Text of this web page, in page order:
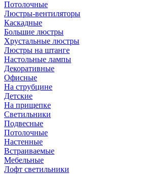
Потолочные
Люстры-вентиляторы
Каскадные
Большие люстры
Хрустальные люстры
Люстры на штанге
Настольные лампы
Декоративные
Офисные
На струбцине
Детские
На прищепке
Светильники
Подвесные
Потолочные
Настенные
Встраиваемые
Мебельные
Лофт светильники